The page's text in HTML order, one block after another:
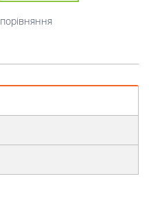
порівняння